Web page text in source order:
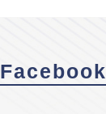
Facebook